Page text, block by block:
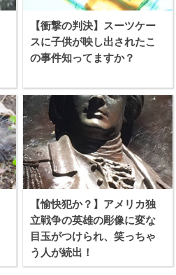
【衝撃の判決】スーツケー
スに子供が映し出されたこ
の事件知ってますか？
【愉快犯か？】アメリカ独
立戦争の英雄の彫像に変な
目玉がつけられ、笑っちゃ
う人が続出！